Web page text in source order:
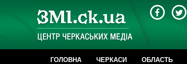
ГОЛОВНА ЧЕРКАСИ ОБЛАСТЬ